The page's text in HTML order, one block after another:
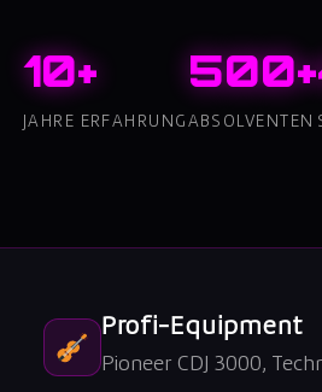
10+
JAHRE ERFAHRUNG
500+
ABSOLVENTEN
Profi-Equipment
Pioneer CDJ 3000,